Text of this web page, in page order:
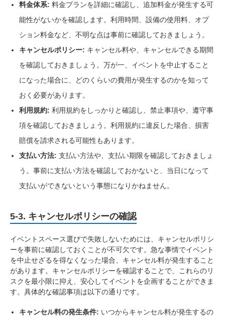
料金体系: 料金プランを詳細に確認し、追加料金が発生する可
能性がないかを確認します。利用時間、設備の使用料、オプ
ション料金など、不明な点は事前に確認しておきましょう。
キャンセルポリシー: キャンセル料や、キャンセルできる期間
を確認しておきましょう。万が一、イベントを中止すること
になった場合に、どのくらいの費用が発生するのかを知って
おく必要があります。
利用規約: 利用規約をしっかりと確認し、禁止事項や、遵守事
項を確認しておきましょう。利用規約に違反した場合、損害
賠償を請求される可能性もあります。
支払い方法: 支払い方法や、支払い期限を確認しておきましょ
う。事前に支払い方法を確認しておかないと、当日になって
支払いができないという事態になりかねません。
5-3. キャンセルポリシーの確認
イベントスペース選びで失敗しないためには、キャンセルポリシ
ーを事前に確認しておくことが不可欠です。急な事情でイベント
を中止せざるを得なくなった場合、キャンセル料が発生すること
があります。キャンセルポリシーを確認することで、これらのリ
スクを最小限に抑え、安心してイベントを企画することができま
す。具体的な確認事項は以下の通りです。
キャンセル料の発生条件: いつからキャンセル料が発生するの